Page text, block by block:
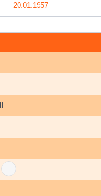
20.01.1957